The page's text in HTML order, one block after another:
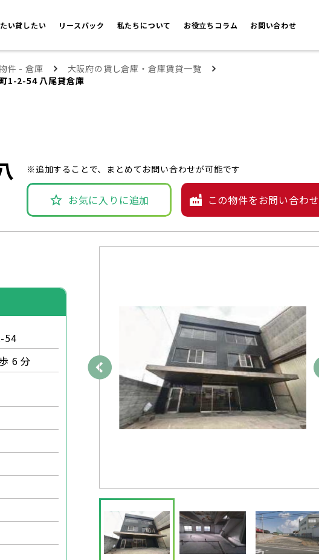
い貸したい リースバック 私たちについて お役立ちコラム お問い合わせ
件 - 倉庫
大阪府の賃し倉庫・倉庫賃貸一覧
1-2-54 八尾貸倉庫
※追加することで、まとめてお問い合わせが可能です
お気に入りに追加 この物件をお問い合わせ
54
6 分